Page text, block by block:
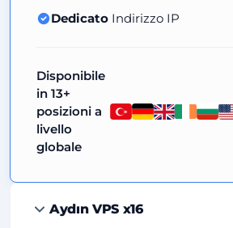
Dedicato Indirizzo IP
Disponibile
in 13+
posizioni a
livello
globale
Aydın VPS x16